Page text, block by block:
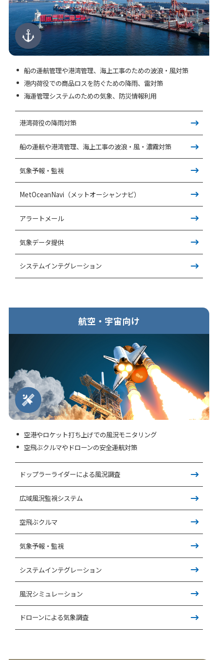
船の運航管理や港湾管理、海上工事のための波浪・風対策
港内荷役での商品ロスを防ぐための降雨、雷対策
海運管理システムのための気象、防災情報利用
港湾荷役の降雨対策
船の運航や港湾管理、海上工事の波浪・風・濃霧対策
気象予報・監視
MetOceanNavi（メットオーシャンナビ）
アラートメール
気象データ提供
システムインテグレーション
航空・宇宙向け
空港やロケット打ち上げでの風況モニタリング
空飛ぶクルマやドローンの安全運航対策
ドップラーライダーによる風況調査
広域風況監視システム
空飛ぶクルマ
気象予報・監視
システムインテグレーション
風況シミュレーション
ドローンによる気象調査